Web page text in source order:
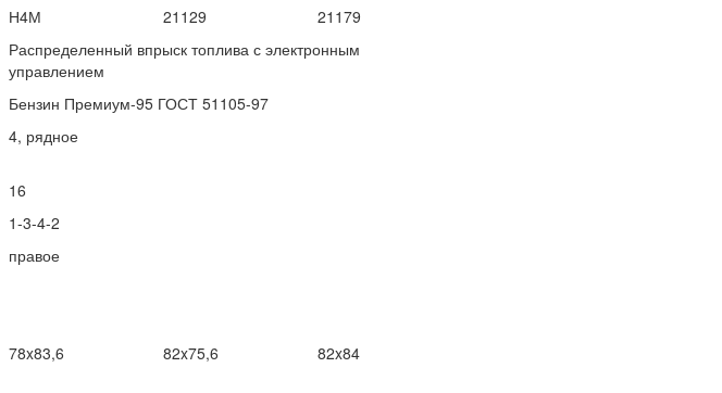
Н4М
21129
21179
Распределенный впрыск топлива с электронным
управлением
Бензин Премиум-95 ГОСТ 51105-97
4, рядное
16
1-3-4-2
правое
78x83,6 82x75,6 82x84